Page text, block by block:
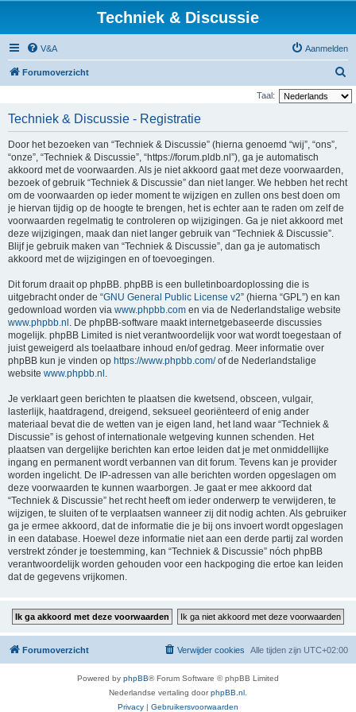
Techniek & Discussie
V&A Aanmelden
Forumoverzicht
o
Taal:
Techniek & Discussie - Registratie
Door het bezoeken van “Techniek & Discussie” (hierna genoemd “wij”, “ons”,
“onze”, “Techniek & Discussie”, “https://forum.pldb.nl”), ga je automatisch
akkoord met de voorwaarden. Als je niet akkoord gaat met deze voorwaarden,
bezoek of gebruik “Techniek & Discussie” dan niet langer. We hebben het recht
om de voorwaarden op ieder moment te wijzigen en zullen ons best doen om
je hiervan tijdig op de hoogte te brengen, het is echter aan te raden om zelf de
voorwaarden regelmatig te controleren op wijzigingen. Ga je niet akkoord met
deze wijzigingen, maak dan niet langer gebruik van “Techniek & Discussie”.
Blijf je gebruik maken van “Techniek & Discussie”, dan ga je automatisch
akkoord met de wijzigingen en of toevoegingen.
Dit forum draait op phpBB. phpBB is een bulletinboardoplossing die is
uitgebracht onder de “GNU General Public License v2” (hierna “GPL”) en kan
gedownload worden via www.phpbb.com en via de Nederlandstalige website
www.phpbb.nl . De phpBB-software maakt internetgebaseerde discussies
mogelijk. phpBB Limited is niet verantwoordelijk voor wat wordt toegestaan of
juist geweigerd als toelaatbare inhoud en/of gedrag. Meer informatie over
phpBB kun je vinden op https://www.phpbb.com/of de Nederlandstalige
website www.phpbb.nl .
Je verklaart geen berichten te plaatsen die kwetsend, obsceen, vulgair,
lasterlijk, haatdragend, dreigend, seksueel georiënteerd of enig ander
materiaal bevat die de wetten van je eigen land, het land waar “Techniek &
Discussie” is gehost of internationale wetgeving kunnen schenden. Het
plaatsen van dergelijke berichten kan ertoe leiden dat je met onmiddellijke
ingang en permanent wordt verbannen van dit forum. Tevens kan je provider
worden ingelicht. De IP-adressen van alle berichten worden opgeslagen om
deze voorwaarden te kunnen waarborgen. Je gaat er mee akkoord dat
“Techniek & Discussie” het recht heeft om ieder onderwerp te verwijderen, te
wijzigen, te sluiten of te verplaatsen wanneer zij dit nodig achten. Als gebruiker
ga je ermee akkoord, dat de informatie die je bij ons invoert wordt opgeslagen
in een database. Hoewel deze informatie niet aan een derde partij zal worden
verstrekt zónder je toestemming, kan “Techniek & Discussie” nóch phpBB
verantwoordelijk worden gehouden voor een hackpoging die ertoe kan leiden
dat de gegevens vrijkomen.
Forumoverzicht Alle tijden zijn UTC+02:00
Verwijder cookies
Powered by phpBB® Forum Software © phpBB Limited
Nederlandse vertaling doorphpBB.nl
Privacy | Gebruikersvoorwaarden